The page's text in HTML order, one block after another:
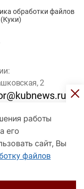
работы
его
сайт, Вы
файлов
обработки файлов
2
16 лет
Федеральной
технологий
Регистрационный